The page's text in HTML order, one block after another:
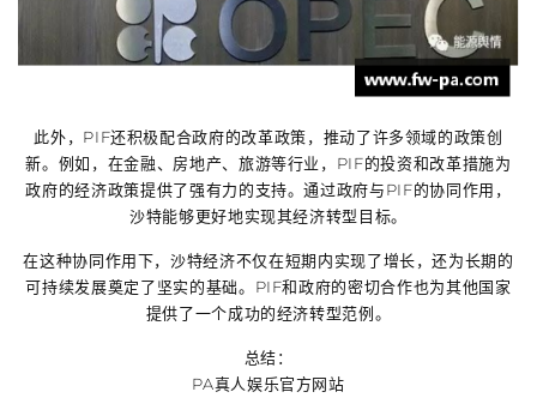
此外，PIF还积极配合政府的改革政策，推动了许多领域的政策创
新。例如，在金融、房地产、旅游等行业，PIF的投资和改革措施为
政府的经济政策提供了强有力的支持。通过政府与PIF的协同作用，
沙特能够更好地实现其经济转型目标。
在这种协同作用下，沙特经济不仅在短期内实现了增长，还为长期的
可持续发展奠定了坚实的基础。PIF和政府的密切合作也为其他国家
提供了一个成功的经济转型范例。
总结：
PA真人娱乐官方网站